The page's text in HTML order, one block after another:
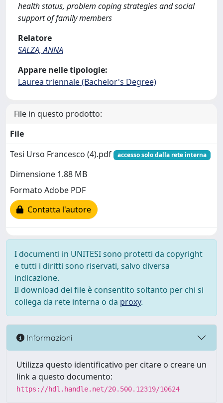
health status, problem coping strategies and social
support of family members
Relatore
SALZA, ANNA
Appare nelle tipologie:
Laurea triennale (Bachelor's Degree)
File in questo prodotto:
File
Tesi Urso Francesco (4).pdf
accesso solo dalla rete interna
Dimensione 1.88 MB
Formato Adobe PDF
Contatta l'autore
I documenti in UNITESI sono protetti da copyright
e tutti i diritti sono riservati, salvo diversa
indicazione.
Il download dei file è consentito soltanto per chi si
collega da rete interna o da proxy.
Informazioni
Utilizza questo identificativo per citare o creare un
link a questo documento:
https://hdl.handle.net/20.500.12319/10624